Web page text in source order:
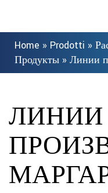
Home » Prodotti »
Продукты » Линии
ЛИНИИ